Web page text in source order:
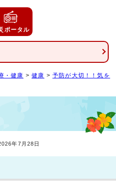
ポータル
・健康 >健康 >予防が大切！！気を
年7月28日